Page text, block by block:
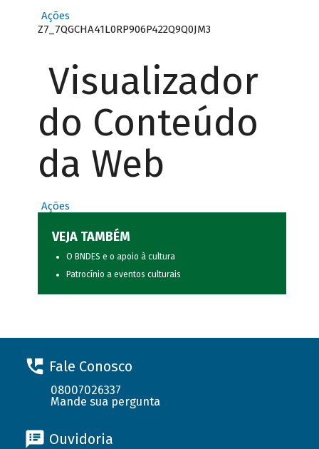
Ações
Z7_7QGCHA41L0RP906P422Q9Q0JM3
Visualizador
do Conteúdo
da Web
Ações
VEJA TAMBÉM
O BNDES e o apoio à cultura
Patrocínio a eventos culturais
Fale Conosco
08007026337
Mande sua pergunta
Ouvidoria